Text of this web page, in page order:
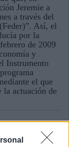
Jeremie a
a través del
Así, el
por la
de 2009
y
Instrumento
el que
la actuación de